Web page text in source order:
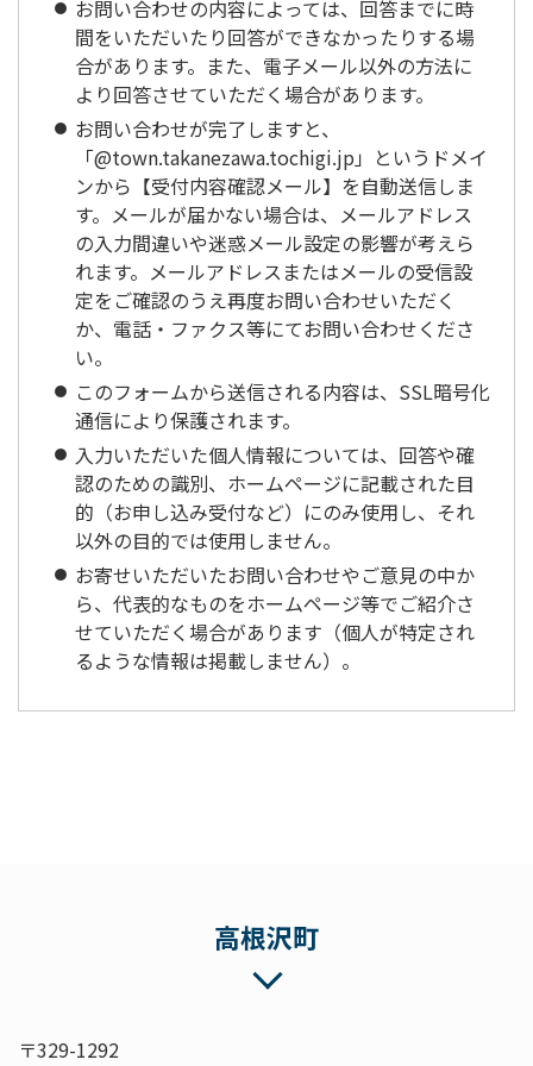
お問い合わせの内容によっては、回答までに時
間をいただいたり回答ができなかったりする場
合があります。また、電子メール以外の方法に
より回答させていただく場合があります。
お問い合わせが完了しますと、
「@town.takanezawa.tochigi.jp」というドメイ
ンから【受付内容確認メール】を自動送信しま
す。メールが届かない場合は、メールアドレス
の入力間違いや迷惑メール設定の影響が考えら
れます。メールアドレスまたはメールの受信設
定をご確認のうえ再度お問い合わせいただく
か、電話・ファクス等にてお問い合わせくださ
い。
このフォームから送信される内容は、SSL暗号化
通信により保護されます。
入力いただいた個人情報については、回答や確
認のための識別、ホームページに記載された目
的（お申し込み受付など）にのみ使用し、それ
以外の目的では使用しません。
お寄せいただいたお問い合わせやご意見の中か
ら、代表的なものをホームページ等でご紹介さ
せていただく場合があります（個人が特定され
るような情報は掲載しません）。
高根沢町
〒329-1292